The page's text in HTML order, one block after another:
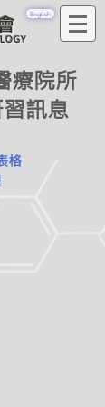
English
療院所
訊息
格